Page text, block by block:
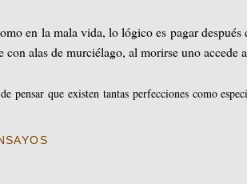
en la mala vida, lo lógico es pagar
con alas de murciélago, al morirse uno
pensar que existen tantas perfecciones como